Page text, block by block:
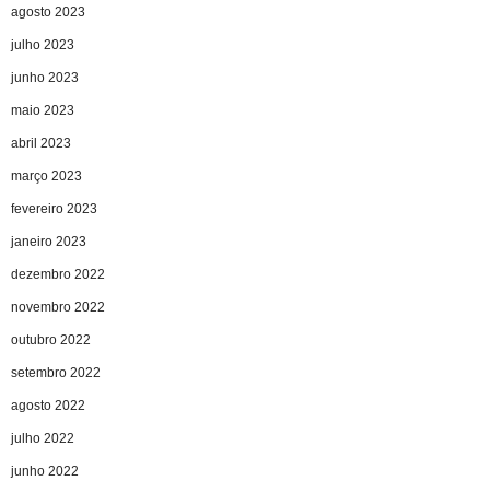
agosto 2023
julho 2023
junho 2023
maio 2023
abril 2023
março 2023
fevereiro 2023
janeiro 2023
dezembro 2022
novembro 2022
outubro 2022
setembro 2022
agosto 2022
julho 2022
junho 2022